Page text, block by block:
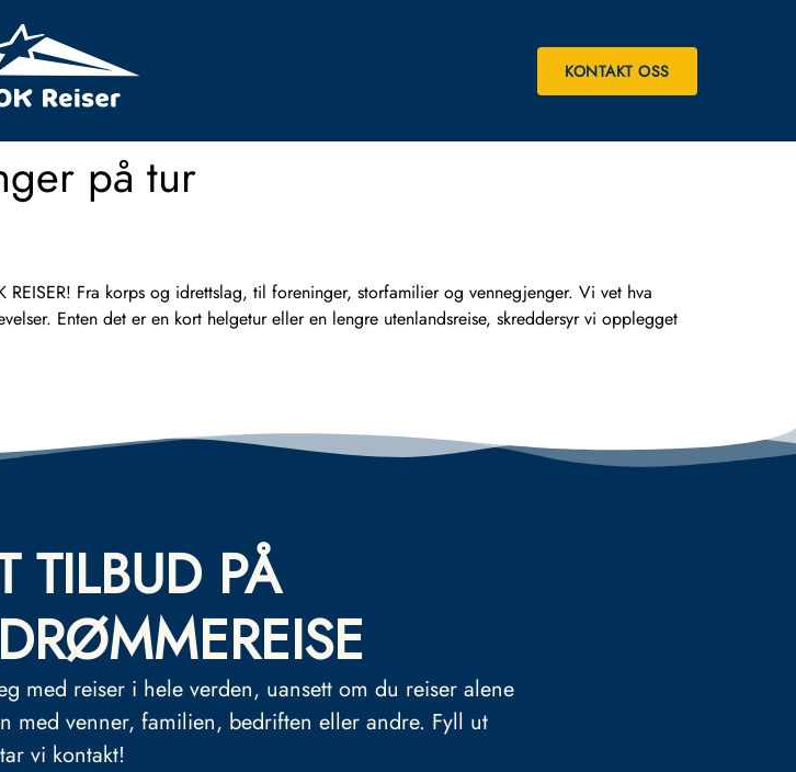
KONTAKT OSS
på tur
REISER! Fra korps og idrettslag, til foreninger, storfamilier og vennegjenger. Vi vet hva
Enten det er en kort helgetur eller en lengre utenlandsreise, skreddersyr vi opplegget
TILBUD PÅ
med reiser i hele verden, uansett om du reiser alene
med venner, familien, bedriften eller andre. Fyll ut
vi kontakt!